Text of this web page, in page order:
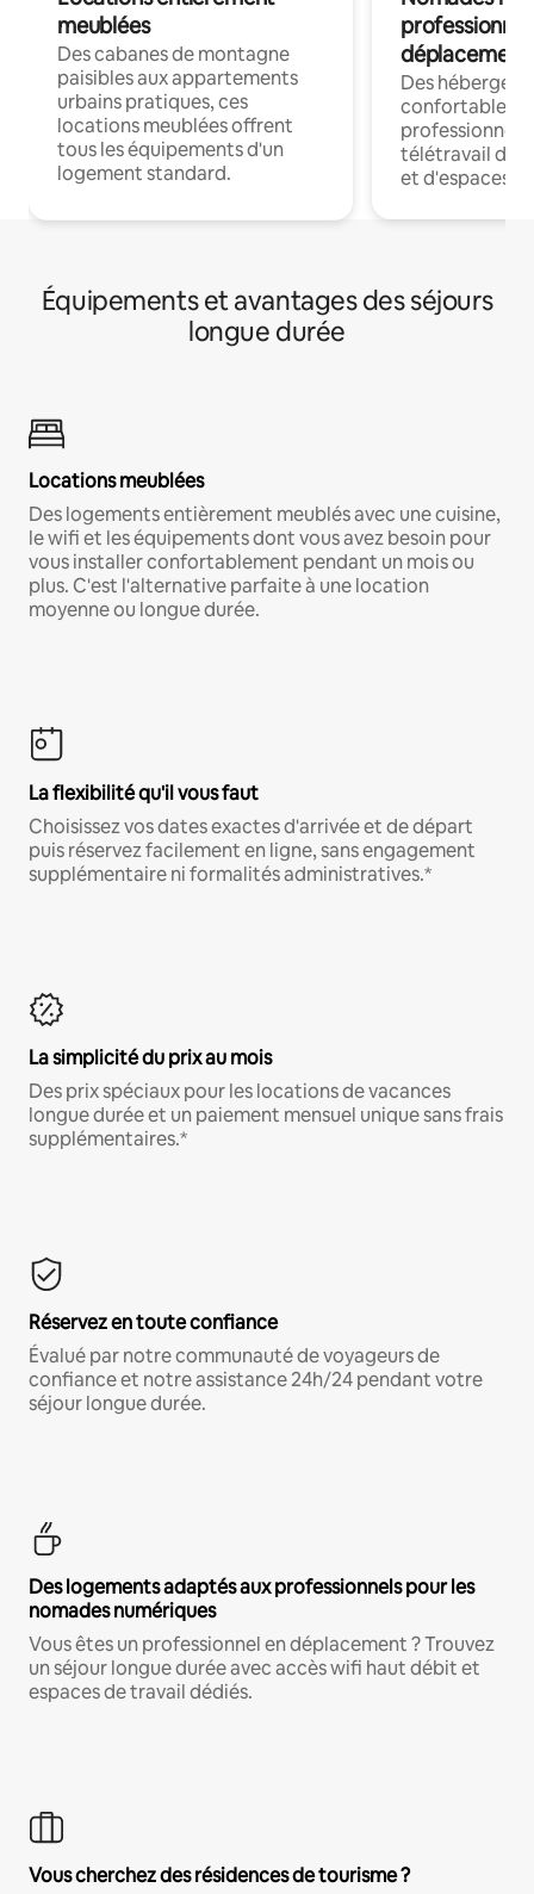
meublées
Des cabanes de montagne
paisibles aux appartements
urbains pratiques, ces
locations meublées offrent
tous les équipements d'un
logement standard.
déplacement
Des
confortables
professionnels
télétravail
et d'espaces
Équipements et avantages des séjours
longue durée
Locations meublées
Des logements entièrement meublés avec une cuisine,
le wifi et les équipements dont vous avez besoin pour
vous installer confortablement pendant un mois ou
plus. C'est l'alternative parfaite à une location
moyenne ou longue durée.
La flexibilité qu'il vous faut
Choisissez vos dates exactes d'arrivée et de départ
puis réservez facilement en ligne, sans engagement
supplémentaire ni formalités administratives.*
La simplicité du prix au mois
Des prix spéciaux pour les locations de vacances
longue durée et un paiement mensuel unique sans frais
supplémentaires.*
Réservez en toute confiance
Évalué par notre communauté de voyageurs de
confiance et notre assistance 24h/24 pendant votre
séjour longue durée.
Des logements adaptés aux professionnels pour les
nomades numériques
Vous êtes un professionnel en déplacement ? Trouvez
un séjour longue durée avec accès wifi haut débit et
espaces de travail dédiés.
Vous cherchez des résidences de tourisme ?